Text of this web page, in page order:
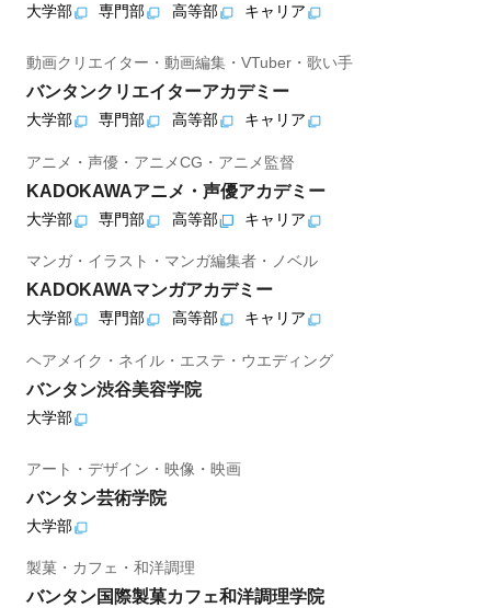
大学部 専門部 高等部 キャリア
動画クリエイター・動画編集・VTuber・歌い手
バンタンクリエイターアカデミー
大学部 専門部 高等部 キャリア
アニメ・声優・アニメCG・アニメ監督
KADOKAWAアニメ・声優アカデミー
大学部 専門部 高等部 キャリア
マンガ・イラスト・マンガ編集者・ノベル
KADOKAWAマンガアカデミー
大学部 専門部 高等部 キャリア
ヘアメイク・ネイル・エステ・ウエディング
バンタン渋谷美容学院
大学部
アート・デザイン・映像・映画
バンタン芸術学院
大学部
製菓・カフェ・和洋調理
バンタン国際製菓カフェ和洋調理学院